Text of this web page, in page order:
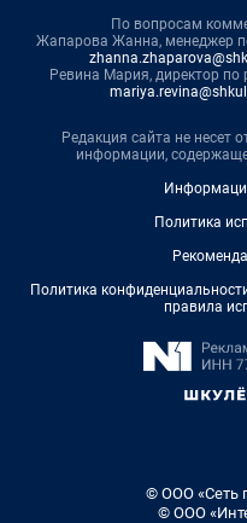
По вопросам
Жапарова Жанна, менеджер
Ревина Мария, директор
Редакция сайта не несет
информации,
Политика
Политика
правила
© ООО «Сеть
© ООО